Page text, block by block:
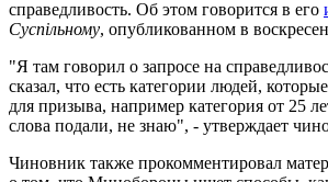
справедливость. Об этом говорится в его
Суспільному, опубликованном в
"Я там говорил о запросе на
сказал, что есть категории людей,
для призыва, например категория от 25
слова подали, не знаю", - утверждает
Чиновник также прокомментировал